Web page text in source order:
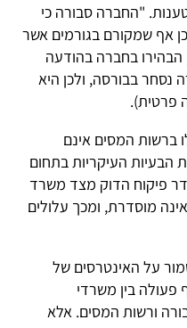
"החברה סבורה כי
אף שמקורם בגורמים אשר
בחברה בהודעה
בבורסה, ולכן היא
פרטית).
ברשות המסים אינם
העיקריות בתחום
פיקוח הדוק מצד משרד
מוסדרת, ומכך עלולים
על האינטרסים של
פעולה בין משרדי
ורשות המסים. אלא